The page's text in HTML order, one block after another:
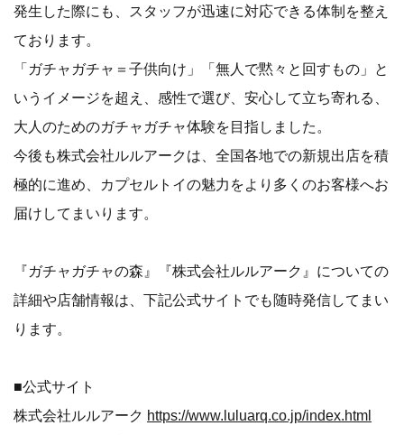
発生した際にも、スタッフが迅速に対応できる体制を整え
ております。
「ガチャガチャ＝子供向け」「無人で黙々と回すもの」と
いうイメージを超え、感性で選び、安心して立ち寄れる、
大人のためのガチャガチャ体験を目指しました。
今後も株式会社ルルアークは、全国各地での新規出店を積
極的に進め、カプセルトイの魅力をより多くのお客様へお
届けしてまいります。
『ガチャガチャの森』『株式会社ルルアーク』についての
詳細や店舗情報は、下記公式サイトでも随時発信してまい
ります。
■公式サイト
株式会社ルルアーク https://www.luluarq.co.jp/index.html